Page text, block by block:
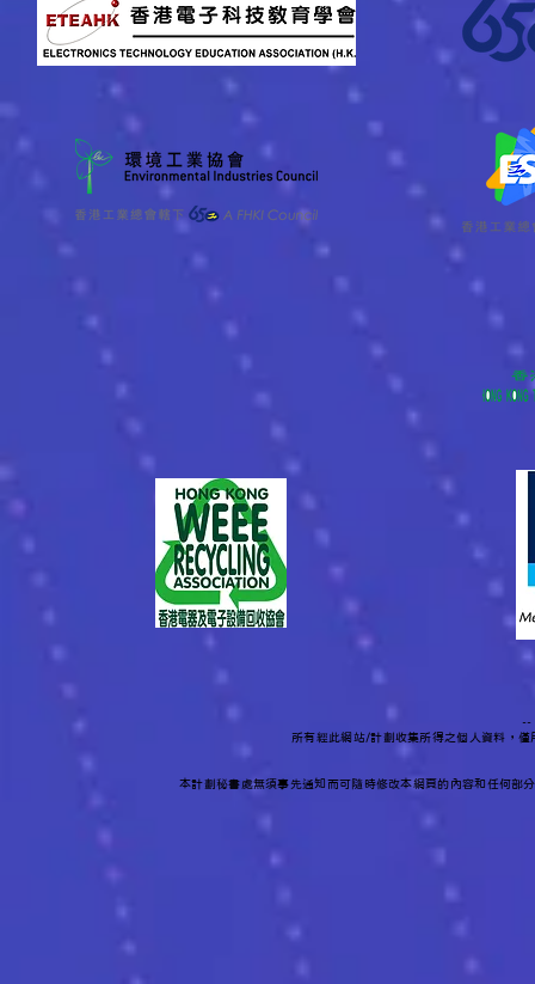
--
所有經此網站/計劃收集所得之個人資料，
本計劃秘書處無須事先通知而可隨時修改本網頁的內容和任何部